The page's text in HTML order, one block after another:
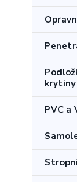
krytiny
PVC a